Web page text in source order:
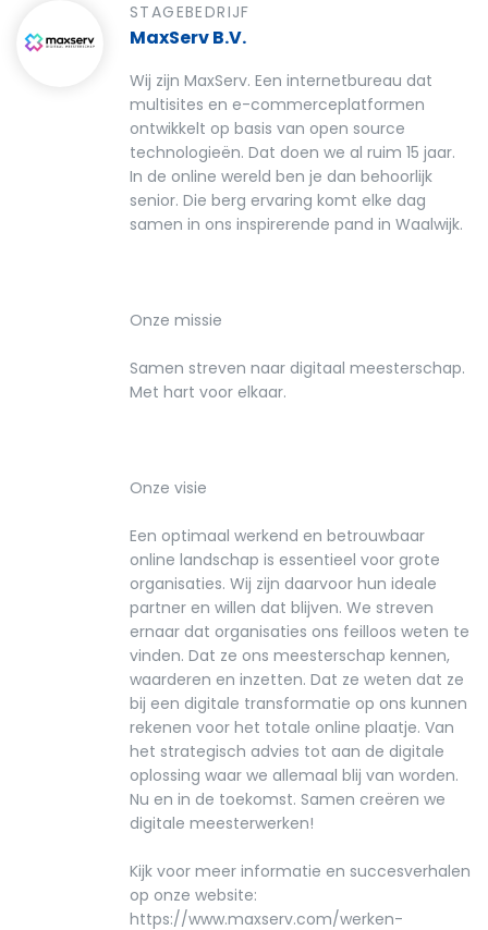
STAGEBEDRIJF
MaxServ B.V.
Wij zijn MaxServ. Een internetbureau dat
multisites en e-commerceplatformen
ontwikkelt op basis van open source
technologieën. Dat doen we al ruim 15 jaar.
In de online wereld ben je dan behoorlijk
senior. Die berg ervaring komt elke dag
samen in ons inspirerende pand in Waalwijk.
Onze missie
Samen streven naar digitaal meesterschap.
Met hart voor elkaar.
Onze visie
Een optimaal werkend en betrouwbaar
online landschap is essentieel voor grote
organisaties. Wij zijn daarvoor hun ideale
partner en willen dat blijven. We streven
ernaar dat organisaties ons feilloos weten te
vinden. Dat ze ons meesterschap kennen,
waarderen en inzetten. Dat ze weten dat ze
bij een digitale transformatie op ons kunnen
rekenen voor het totale online plaatje. Van
het strategisch advies tot aan de digitale
oplossing waar we allemaal blij van worden.
Nu en in de toekomst. Samen creëren we
digitale meesterwerken!
Kijk voor meer informatie en succesverhalen
op onze website:
https://www.maxserv.com/werken-